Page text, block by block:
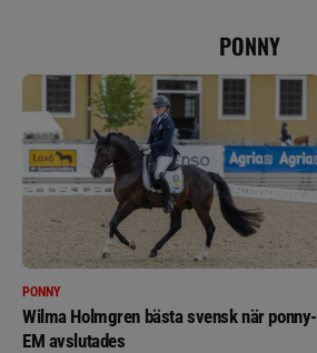
PONNY
PONNY
Wilma Holmgren bästa svensk när ponny-
EM avslutades